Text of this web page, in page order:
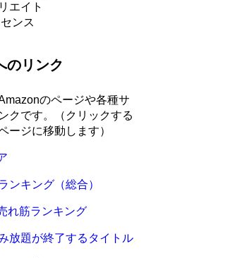
エイト
ンス
のリンク
のページや各種サ
クです。（クリックする
ージに移動します）
ンキング（総合）
れ筋ランキング
放題が終了するタイトル